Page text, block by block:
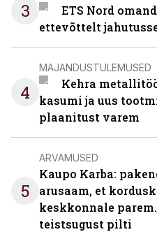
3
ETS Nord
ettevõttelt
4
MAJANDUSTULEMUSED
Kehra
kasumi ja uus
plaanitust varem
5
ARVAMUSED
Kaupo Karba:
arusaam, et
keskkonnale
teistsugust pilti